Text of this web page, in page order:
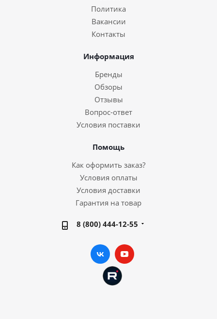
Политика
Вакансии
Контакты
Информация
Бренды
Обзоры
Отзывы
Вопрос-ответ
Условия поставки
Помощь
Как оформить заказ?
Условия оплаты
Условия доставки
Гарантия на товар
8 (800) 444-12-55